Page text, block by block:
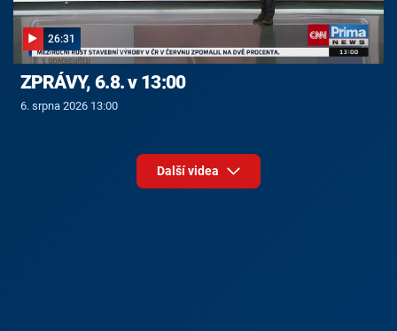
26:31
ZPRÁVY, 6.8. v 13:00
6. srpna 2026 13:00
Další videa